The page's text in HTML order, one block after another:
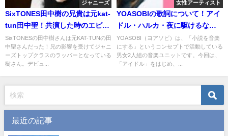
ジャニーズ
SixTONES田中樹の兄貴は元kat-
tun田中聖！共演した時のエピソ
ードについて語る！
SixTONESの田中樹さんは元KAT-TUNの田
中聖さんだった！兄の影響を受けてジャニ
ーズトップクラスのラッパーとなっている
樹さん。デビュ...
女性アーティスト
YOASOBIの歌詞について！アイ
ドル・ハルカ・夜に駆けるな
ど！
YOASOBI（ヨアソビ）は、「小説を音楽
にする」というコンセプトで活動している
男女2人組の音楽ユニットです。今回は、
「アイドル」をはじめ、...
最近の記事